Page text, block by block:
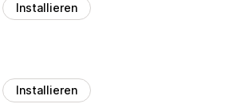
Installieren
Installieren